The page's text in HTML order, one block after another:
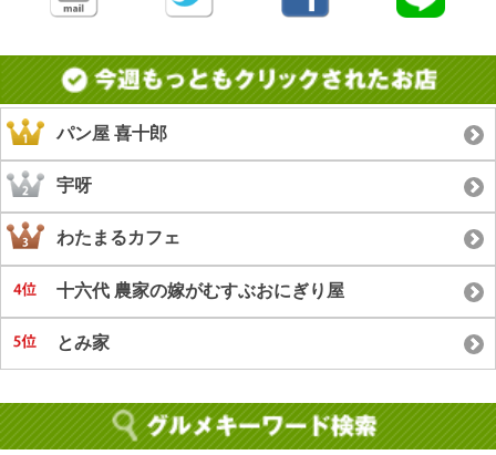
パン屋 喜十郎
宇呀
わたまるカフェ
十六代 農家の嫁がむすぶおにぎり屋
とみ家